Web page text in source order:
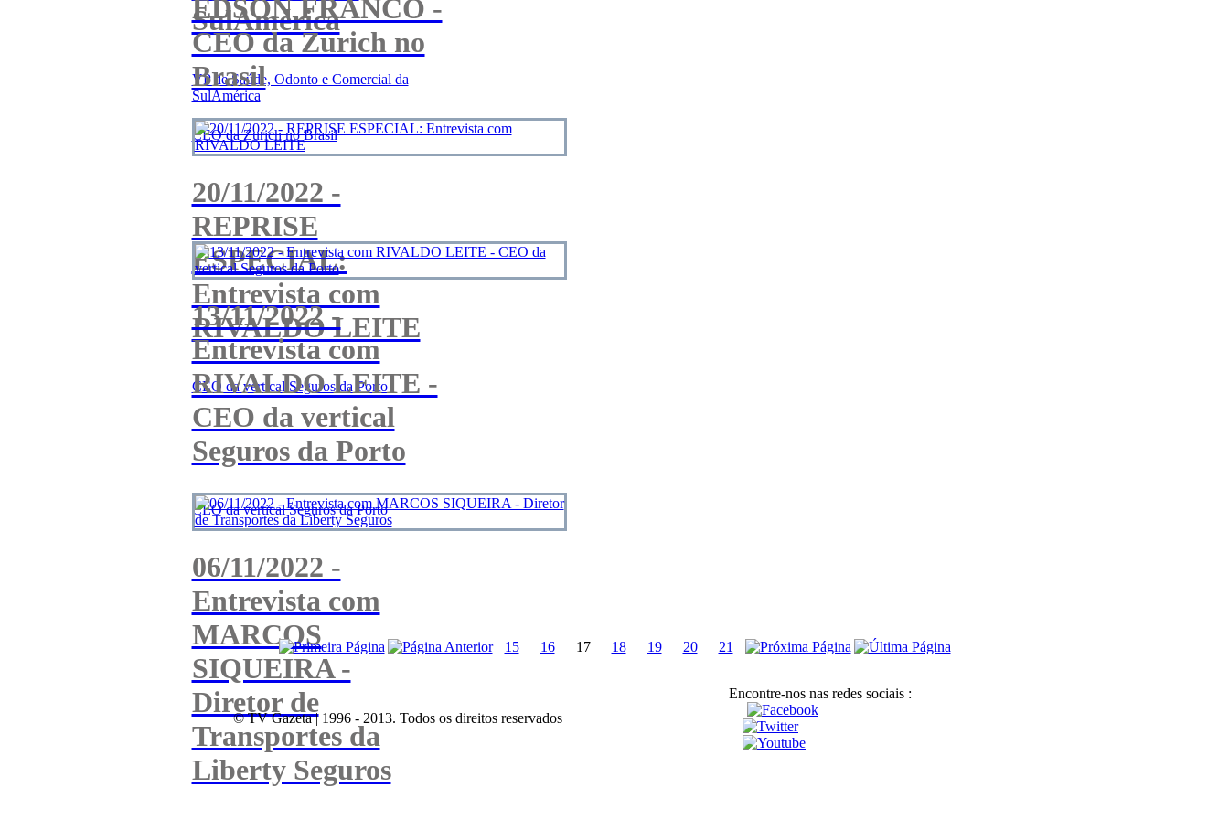
SulAmérica
VP de Saúde, Odonto e Comercial da
SulAmérica
EDSON FRANCO -
CEO da Zurich no
Brasil
CEO da Zurich no Brasil
20/11/2022 -
REPRISE
ESPECIAL:
Entrevista com
RIVALDO LEITE
CEO da vertical Seguros da Porto
13/11/2022 -
Entrevista com
RIVALDO LEITE -
CEO da vertical
Seguros da Porto
CEO da vertical Seguros da Porto
06/11/2022 -
Entrevista com
MARCOS
SIQUEIRA -
Diretor de
Transportes da
Liberty Seguros
15 16 17 18 19 20 21
© TV Gazeta | 1996 - 2013. Todos os direitos reservados
Encontre-nos nas redes sociais :